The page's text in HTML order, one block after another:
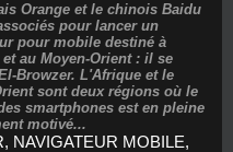
Orange et le chinois Baidu
pour lancer un
pour mobile destiné à
au Moyen-Orient : il se
Browzer. L'Afrique et le
sont deux régions où le
smartphones est en pleine
motivé...
, NAVIGATEUR MOBILE,